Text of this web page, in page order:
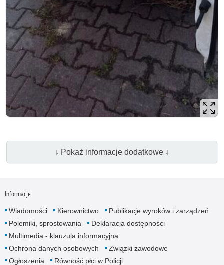
↓ Pokaż informacje dodatkowe ↓
Informacje
Wiadomości Kierownictwo
Publikacje wyroków i zarządzeń
Polemiki, sprostowania
Deklaracja dostępności
Multimedia - klauzula informacyjna
Ochrona danych osobowych
Związki zawodowe
Ogłoszenia
Równość płci w Policji